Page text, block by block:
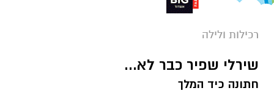
רכילות ולילה
שירלי שפיר כבר לא...
חתונה כיד המלך